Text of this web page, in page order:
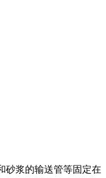
砂浆的输送管等固定在